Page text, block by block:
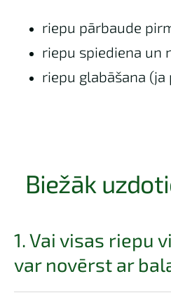
riepu pārbaude
riepu spiediena un
riepu glabāšana (ja
Biežāk
1. Vai visas riepu
var novērst ar